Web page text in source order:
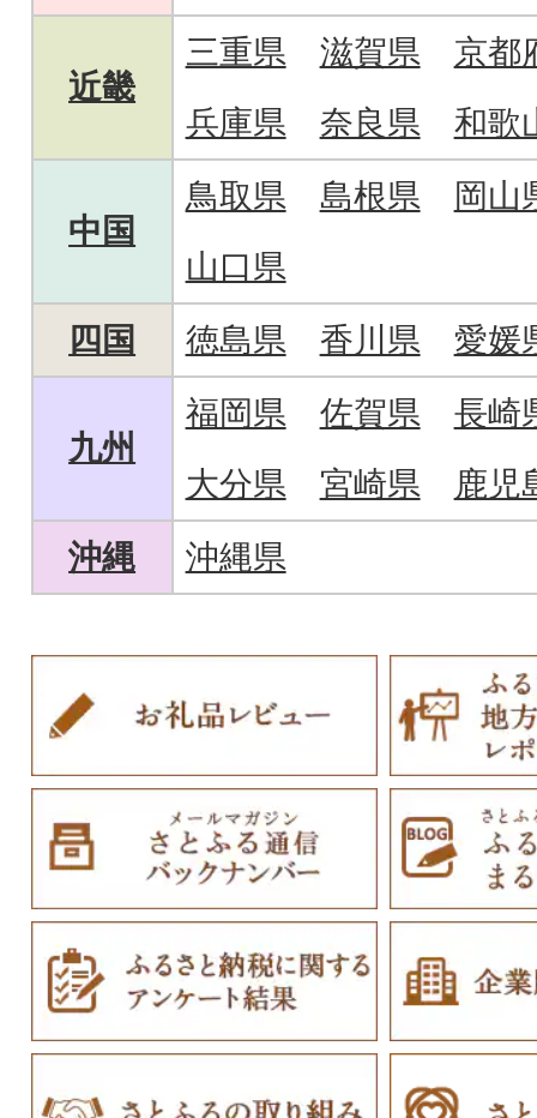
近畿
三重県 滋賀県
京都
兵庫県
奈良県 和歌
中国
鳥取県 島根県
岡山
山口県
四国
徳島県 香川県 愛媛
九州
福岡県 佐賀県
長崎
大分県
宮崎県
鹿児
沖縄
沖縄県